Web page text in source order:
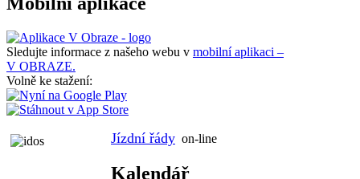
Sledujte informace z našeho webu v mobilní aplikaci –
V OBRAZE.
Volně ke stažení:
Jízdní řády on-line
Kalendář